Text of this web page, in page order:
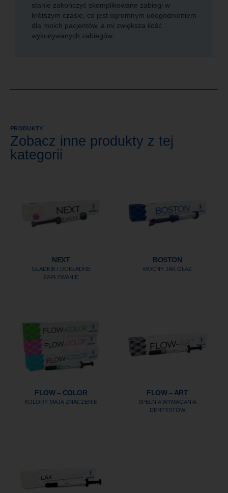
stanie zakończyć skomplikowane zabiegi w
krótszym czasie, co jest ogromnym udogodnieniem
dla moich pacjentów, a mi zwiększa ilość
wykonywanych zabiegów.
PRODUKTY
Zobacz inne produkty z tej
kategorii
NEXT
GŁADKIE I DOKŁADNE
ZAPŁYWANIE
BOSTON
MOCNY JAK GŁAZ
FLOW – COLOR
KOLORY MAJĄ ZNACZENIE
FLOW – ART
SPEŁNIA WYMAGANIA
DENTYSTÓW